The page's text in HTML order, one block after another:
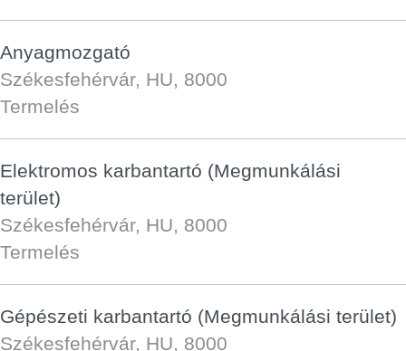
Anyagmozgató
Székesfehérvár, HU, 8000
Termelés
Elektromos karbantartó (Megmunkálási
terület)
Székesfehérvár, HU, 8000
Termelés
Gépészeti karbantartó (Megmunkálási terület)
Székesfehérvár, HU, 8000